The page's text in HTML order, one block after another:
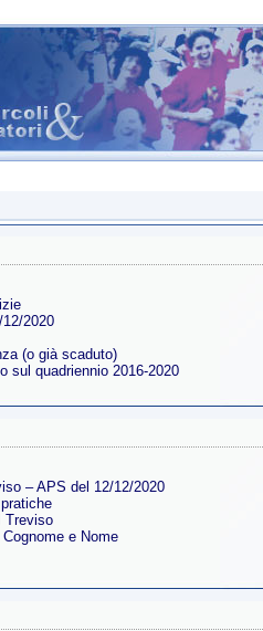
2020
(o già scaduto)
sul quadriennio 2016-2020
– APS del 12/12/2020
Treviso
e Nome